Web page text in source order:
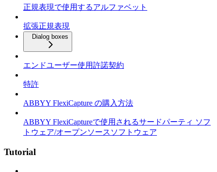
正規表現で使用するアルファベット
拡張正規表現
Dialog boxes
エンドユーザー使用許諾契約
特許
ABBYY FlexiCapture の購入方法
ABBYY FlexiCaptureで使用されるサードパーティ ソフ
トウェア/オープンソースソフトウェア
Tutorial